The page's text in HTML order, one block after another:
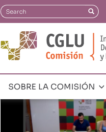
Search Search
Navegación
principal
SOBRE LA COMISIÓN